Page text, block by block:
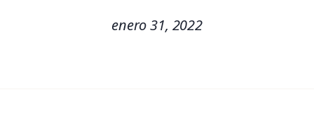
enero 31, 2022